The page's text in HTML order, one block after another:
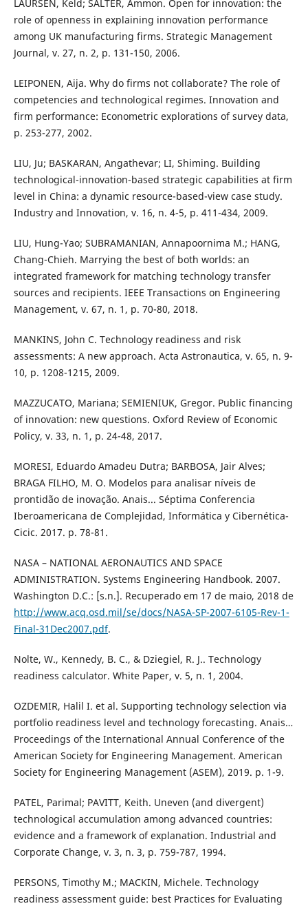
LAURSEN, Keld; SALTER, Ammon. Open for innovation: the
role of openness in explaining innovation performance
among UK manufacturing firms. Strategic Management
Journal, v. 27, n. 2, p. 131-150, 2006.
LEIPONEN, Aija. Why do firms not collaborate? The role of
competencies and technological regimes. Innovation and
firm performance: Econometric explorations of survey data,
p. 253-277, 2002.
LIU, Ju; BASKARAN, Angathevar; LI, Shiming. Building
technological-innovation-based strategic capabilities at firm
level in China: a dynamic resource-based-view case study.
Industry and Innovation, v. 16, n. 4-5, p. 411-434, 2009.
LIU, Hung-Yao; SUBRAMANIAN, Annapoornima M.; HANG,
Chang-Chieh. Marrying the best of both worlds: an
integrated framework for matching technology transfer
sources and recipients. IEEE Transactions on Engineering
Management, v. 67, n. 1, p. 70-80, 2018.
MANKINS, John C. Technology readiness and risk
assessments: A new approach. Acta Astronautica, v. 65, n. 9-
10, p. 1208-1215, 2009.
MAZZUCATO, Mariana; SEMIENIUK, Gregor. Public financing
of innovation: new questions. Oxford Review of Economic
Policy, v. 33, n. 1, p. 24-48, 2017.
MORESI, Eduardo Amadeu Dutra; BARBOSA, Jair Alves;
BRAGA FILHO, M. O. Modelos para analisar níveis de
prontidão de inovação. Anais... Séptima Conferencia
Iberoamericana de Complejidad, Informática y Cibernética-
Cicic. 2017. p. 78-81.
NASA – NATIONAL AERONAUTICS AND SPACE
ADMINISTRATION. Systems Engineering Handbook. 2007.
Washington D.C.: [s.n.]. Recuperado em 17 de maio, 2018 de
http://www.acq.osd.mil/se/docs/NASA-SP-2007-6105-Rev-1-
Final-31Dec2007.pdf.
Nolte, W., Kennedy, B. C., & Dziegiel, R. J.. Technology
readiness calculator. White Paper, v. 5, n. 1, 2004.
OZDEMIR, Halil I. et al. Supporting technology selection via
portfolio readiness level and technology forecasting. Anais…
Proceedings of the International Annual Conference of the
American Society for Engineering Management. American
Society for Engineering Management (ASEM), 2019. p. 1-9.
PATEL, Parimal; PAVITT, Keith. Uneven (and divergent)
technological accumulation among advanced countries:
evidence and a framework of explanation. Industrial and
Corporate Change, v. 3, n. 3, p. 759-787, 1994.
PERSONS, Timothy M.; MACKIN, Michele. Technology
readiness assessment guide: best Practices for Evaluating